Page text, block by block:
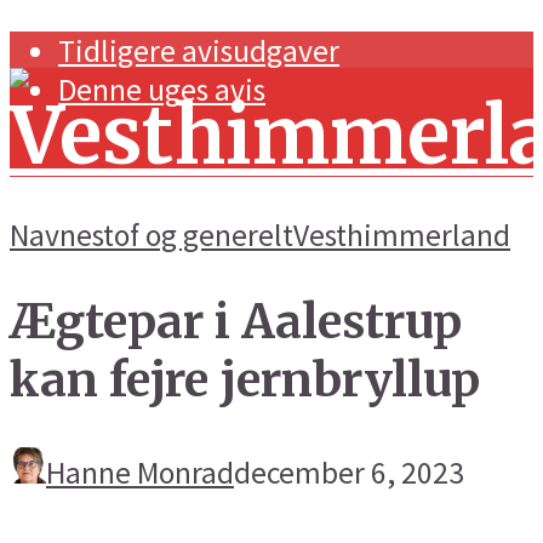
Tidligere avisudgaver
Denne uges avis
Forside
Navnestof og generelt
Kunst og kultur
Navnestof og genereltVesthimmerland
Ægtepar i Aalestrup
kan fejre jernbryllup
Hanne Monraddecember 6, 2023